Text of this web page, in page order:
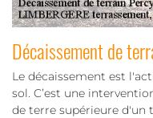
Décaissement de
Le décaissement est
sol. C’est une
de terre supérieure d'un